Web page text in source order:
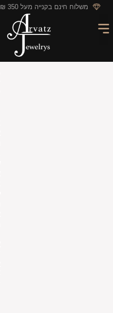
לתוכן משלוח חינם בקנייה מעל 350 ₪